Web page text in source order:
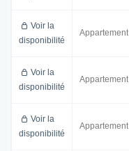
Voir la
disponibilité
Appartement
Voir la
disponibilité
Appartement
Voir la
disponibilité
Appartement